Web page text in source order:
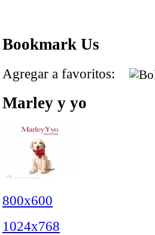
Bookmark Us
Agregar a favoritos:
Marley y yo
800x600
1024x768